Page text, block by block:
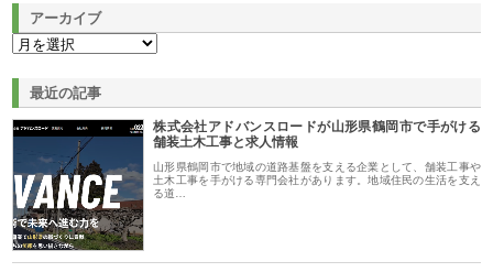
アーカイブ
最近の記事
株式会社アドバンスロードが山形県鶴岡市で手がける
舗装土木工事と求人情報
山形県鶴岡市で地域の道路基盤を支える企業として、舗装工事や
土木工事を手がける専門会社があります。地域住民の生活を支え
る道…